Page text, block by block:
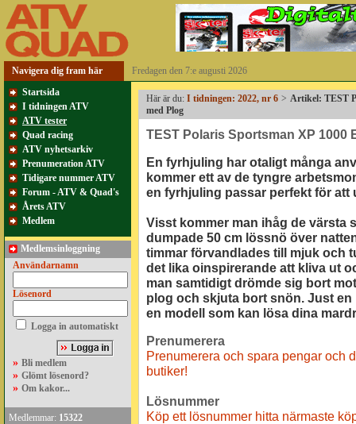
Navigera dig fram här
Fredagen den 7:e augusti 2026
Startsida
I tidningen ATV
ATV tester
Quad racing
ATV nyhetsarkiv
Prenumeration ATV
Tidigare nummer ATV
Forum - ATV & Quad's
Årets ATV
Medlem
Medlemsinloggning
Användarnamn
Lösenord
Logga in automatiskt
» Bli medlem
» Glömt lösenord?
» Om kakor...
Medlemmar: 15322
Här är du: I tidningen: 2022, nr 6 > Artikel: TEST
med Plog
TEST Polaris Sportsman XP 1000
En fyrhjuling har otaligt många
kommer ett av de tyngre
en fyrhjuling passar perfekt för att
Visst kommer man ihåg de värsta
dumpade 50 cm lössnö över
timmar förvandlades till mjuk och
det lika oinspirerande att kliva ut
man samtidigt drömde sig bort
plog och skjuta bort snön. Just en
en modell som kan lösa dina
Prenumerera
Prenumerera och spara pengar och
butiker!
Lösnummer
Köp ett lösnummer hitta närmaste